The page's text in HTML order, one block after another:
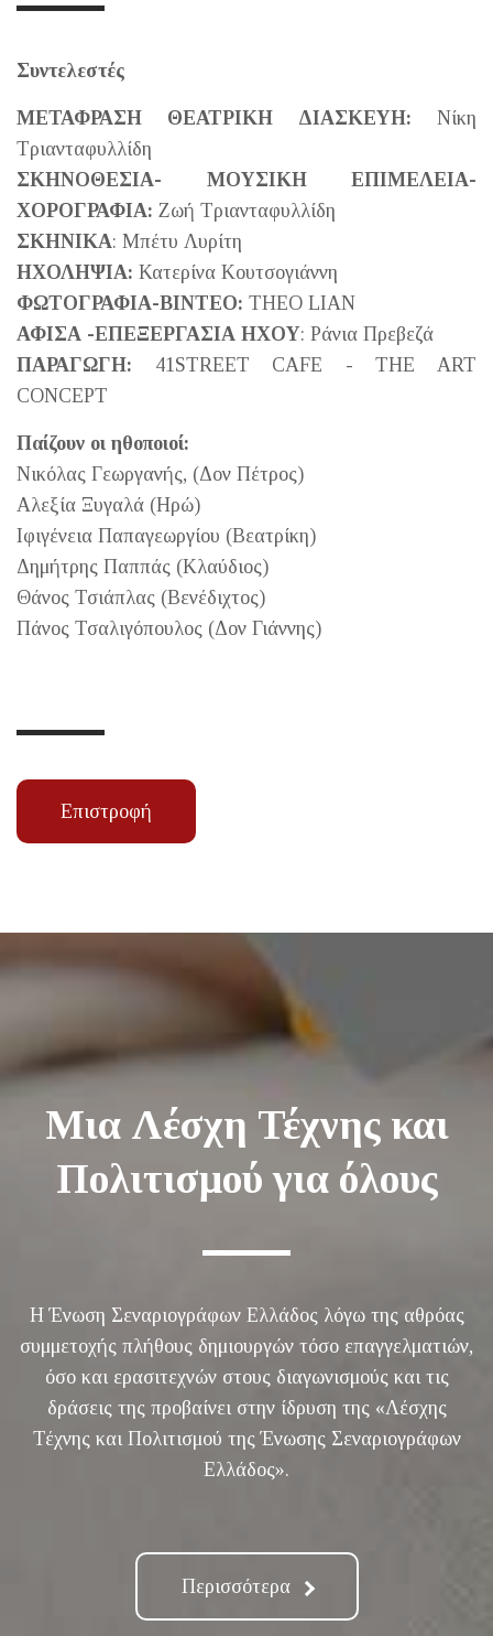
Συντελεστές
ΜΕΤΑΦΡΑΣΗ ΘΕΑΤΡΙΚΗ ΔΙΑΣΚΕΥΗ: Νίκη
Τριανταφυλλίδη
ΣΚΗΝΟΘΕΣΙΑ- ΜΟΥΣΙΚΗ ΕΠΙΜΕΛΕΙΑ-
ΧΟΡΟΓΡΑΦΙΑ: Ζωή Τριανταφυλλίδη
ΣΚΗΝΙΚΑ: Μπέτυ Λυρίτη
ΗΧΟΛΗΨΙΑ: Κατερίνα Κουτσογιάννη
ΦΩΤΟΓΡΑΦΙΑ-ΒΙΝΤΕΟ: THEO LIAN
ΑΦΙΣΑ -ΕΠΕΞΕΡΓΑΣΙΑ ΗΧΟΥ: Ράνια Πρεβεζά
ΠΑΡΑΓΩΓΗ: 41STREET CAFE - THE ART
CONCEPT
Παίζουν οι ηθοποιοί:
Νικόλας Γεωργανής, (Δον Πέτρος)
Αλεξία Ξυγαλά (Ηρώ)
Ιφιγένεια Παπαγεωργίου (Βεατρίκη)
Δημήτρης Παππάς (Κλαύδιος)
Θάνος Τσιάπλας (Βενέδιχτος)
Πάνος Τσαλιγόπουλος (Δον Γιάννης)
Επιστροφή
Μια Λέσχη Τέχνης και
Πολιτισμού για όλους
Η Ένωση Σεναριογράφων Ελλάδος λόγω της αθρόας
συμμετοχής πλήθους δημιουργών τόσο επαγγελματιών,
όσο και ερασιτεχνών στους διαγωνισμούς και τις
δράσεις της προβαίνει στην ίδρυση της «Λέσχης
Τέχνης και Πολιτισμού της Ένωσης Σεναριογράφων
Ελλάδος».
Περισσότερα